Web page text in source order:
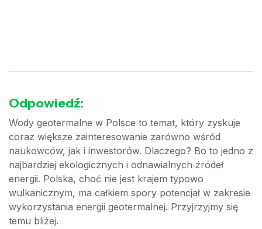
Odpowiedź:
Wody geotermalne w Polsce to temat, który zyskuje
coraz większe zainteresowanie zarówno wśród
naukowców, jak i inwestorów. Dlaczego? Bo to jedno z
najbardziej ekologicznych i odnawialnych źródeł
energii. Polska, choć nie jest krajem typowo
wulkanicznym, ma całkiem spory potencjał w zakresie
wykorzystania energii geotermalnej. Przyjrzyjmy się
temu bliżej.